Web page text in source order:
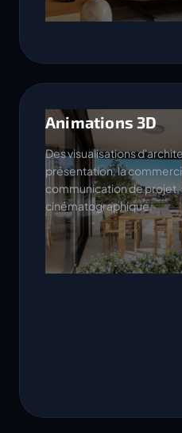
Animations 3D
Des visualisations
présentation, la
communication de projet,
cinématographique.